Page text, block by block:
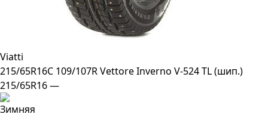
Viatti
215/65R16C 109/107R Vettore Inverno V-524 TL (шип.)
215/65R16 —